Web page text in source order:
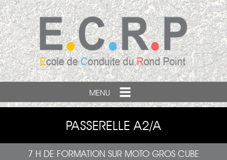
MENU
PASSERELLE A2/A
7 H DE FORMATION SUR MOTO GROS CUBE